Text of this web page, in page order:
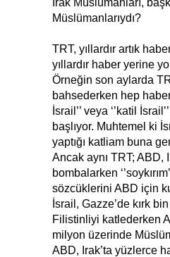
Müslümanlarıydı?
TRT, yıllardır artık
yıllardır haber yerine
Örneğin son aylarda
bahsederken hep
İsrail’’ veya ‘’katil
başlıyor. Muhtemel ki
yaptığı katliam buna
Ancak aynı TRT; ABD,
bombalarken
sözcüklerini ABD için
İsrail, Gazze’de kırk
Filistinliyi katlederken
milyon üzerinde
ABD, Irak’ta yüzlerce